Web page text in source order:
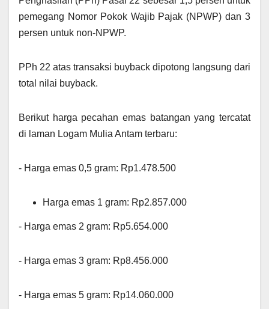
pemegang Nomor Pokok Wajib Pajak (NPWP) dan 3
persen untuk non-NPWP.
PPh 22 atas transaksi buyback dipotong langsung dari
total nilai buyback.
Berikut harga pecahan emas batangan yang tercatat
di laman Logam Mulia Antam terbaru:
‎- Harga emas 0,5 gram: Rp1.478.500
⁠Harga emas 1 gram: Rp2.857.000
‎- ⁠Harga emas 2 gram: Rp5.654.000
‎- ⁠Harga emas 3 gram: Rp8.456.000
‎- ⁠Harga emas 5 gram: Rp14.060.000